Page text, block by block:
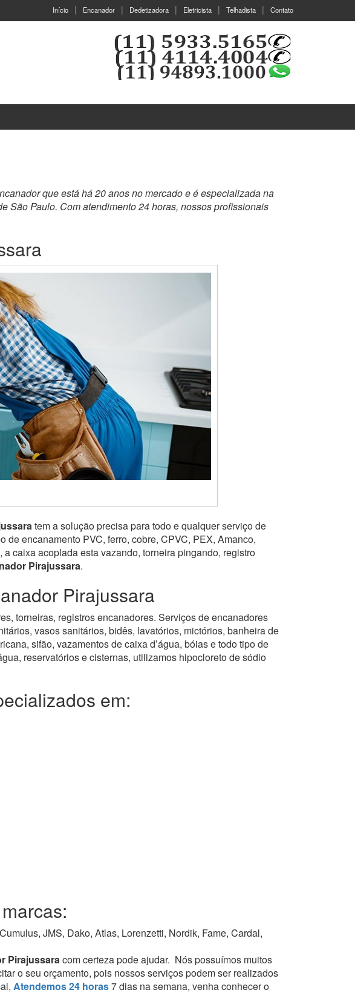
Início Encanador Dedetizadora Eletricista Telhadista Contato
que está há 20 anos no mercado e é especializada na
São Paulo. Com atendimento 24 horas, nossos profissionais
tem a solução precisa para todo e qualquer serviço de
encanamento PVC, ferro, cobre, CPVC, PEX, Amanco,
caixa acoplada esta vazando, torneira pingando, registro
Pirajussara.
Pirajussara
torneiras, registros encanadores. Serviços de encanadores
vasos sanitários, bidês, lavatórios, mictórios, banheira de
sifão, vazamentos de caixa d’água, bóias e todo tipo de
reservatórios e cisternas, utilizamos hipocloreto de sódio
em:
JMS, Dako, Atlas, Lorenzetti, Nordik, Fame, Cardal,
Pirajussaracom certeza pode ajudar. Nós possuímos muitos
o seu orçamento, pois nossos serviços podem ser realizados
Atendemos 24 horas7 dias na semana, venha conhecer o